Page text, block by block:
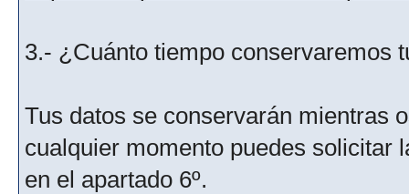
3.- ¿Cuánto tiempo conservaremos
Tus datos se conservarán mientras
cualquier momento puedes solicitar
en el apartado 6º.